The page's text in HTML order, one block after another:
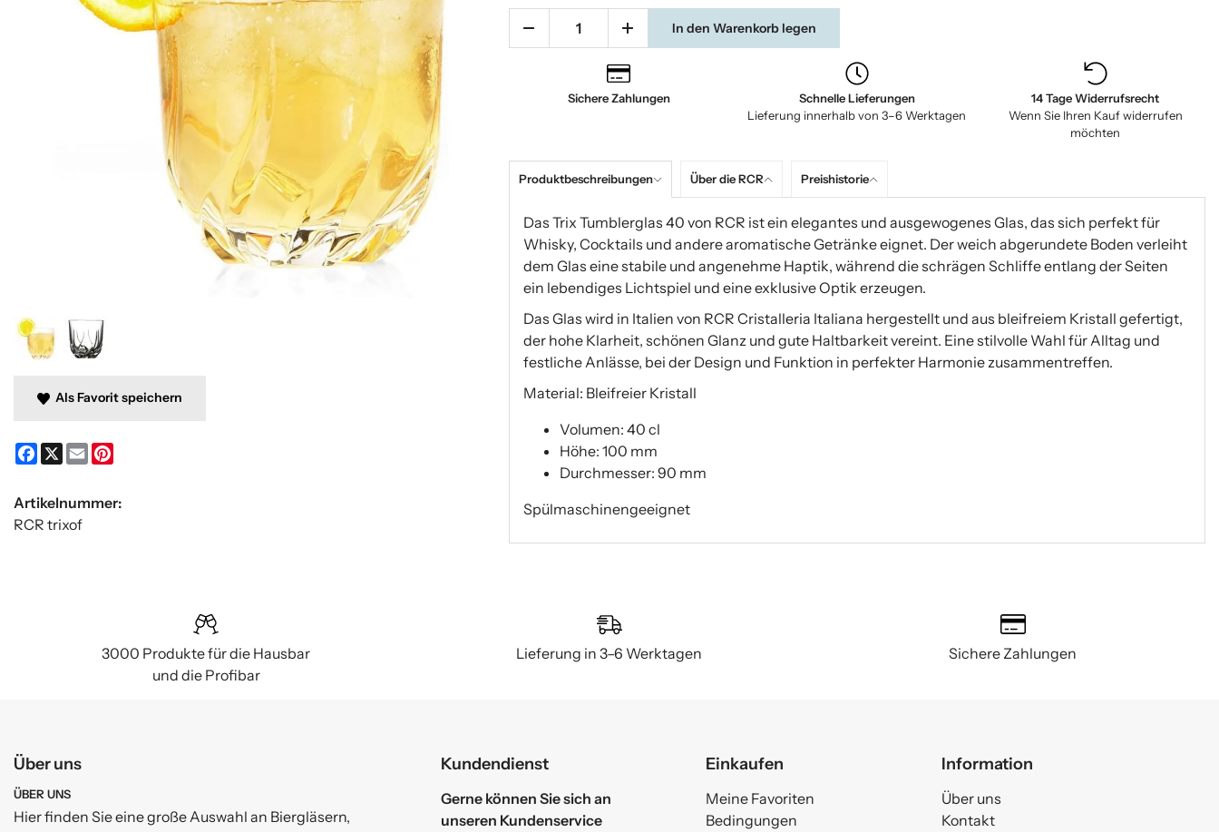
In den Warenkorb legen
Sichere Zahlungen
Schnelle Lieferungen
Lieferung innerhalb von 3–6 Werktagen
14 Tage Widerrufsrecht
Wenn Sie Ihren Kauf widerrufen
möchten
Produktbeschreibungen Über die RCR Preishistorie
Das Trix Tumblerglas 40 von RCR ist ein elegantes und ausgewogenes Glas, das sich perfekt für
Whisky, Cocktails und andere aromatische Getränke eignet. Der weich abgerundete Boden verleiht
dem Glas eine stabile und angenehme Haptik, während die schrägen Schliffe entlang der Seiten
ein lebendiges Lichtspiel und eine exklusive Optik erzeugen.
Das Glas wird in Italien von RCR Cristalleria Italiana hergestellt und aus bleifreiem Kristall gefertigt,
der hohe Klarheit, schönen Glanz und gute Haltbarkeit vereint. Eine stilvolle Wahl für Alltag und
festliche Anlässe, bei der Design und Funktion in perfekter Harmonie zusammentreffen.
Material: Bleifreier Kristall
Volumen: 40 cl
Höhe: 100 mm
Durchmesser: 90 mm
Spülmaschinengeeignet
Als Favorit speichern
Facebook
X Email
Artikelnummer:
RCR trixof
3000 Produkte für die Hausbar
und die Profibar
Lieferung in 3–6 Werktagen Sichere Zahlungen
Über uns
ÜBER UNS
Hier finden Sie eine große Auswahl an Biergläsern,
Kundendienst
Gerne können Sie sich an
unseren Kundenservice
Einkaufen
Meine Favoriten
Bedingungen
Information
Über uns
Kontakt